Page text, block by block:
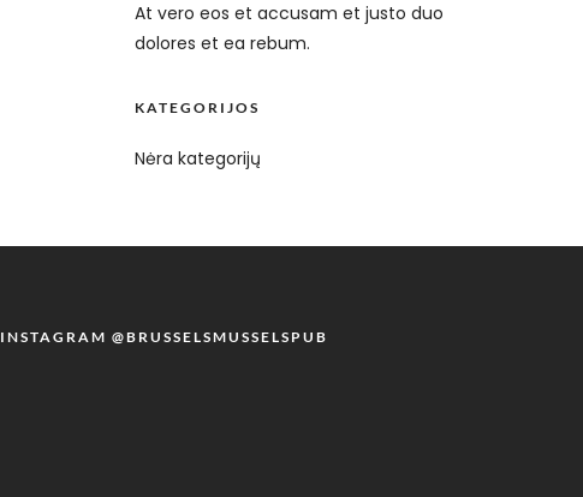
At vero eos et accusam et justo duo
dolores et ea rebum.
KATEGORIJOS
Nėra kategorijų
INSTAGRAM @BRUSSELSMUSSELSPUB